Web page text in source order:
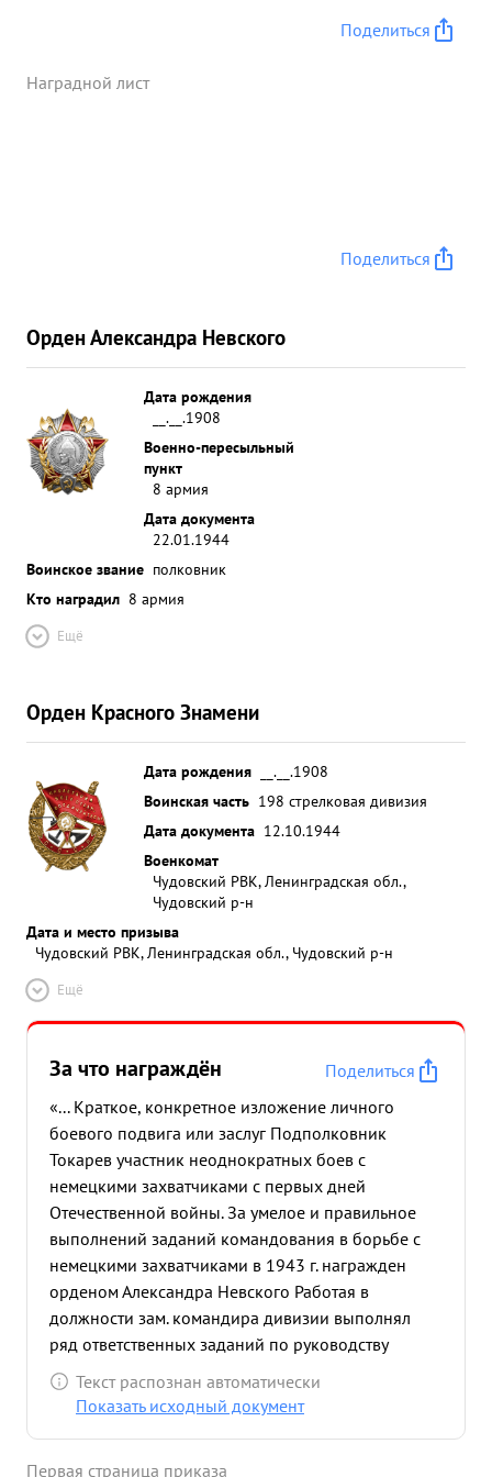
Поделиться
Наградной лист
Поделиться
Орден Александра Невского
Дата рождения
__.__.1908
Военно-пересыльный
пункт
8 армия
Дата документа
22.01.1944
Воинское звание полковник
Кто наградил 8 армия
Ещё
Орден Красного Знамени
Дата рождения
__.__.1908
Воинская часть 198 стрелковая дивизия
Дата документа 12.10.1944
Военкомат
Чудовский РВК, Ленинградская обл.,
Чудовский р-н
Дата и место призыва
Чудовский РВК, Ленинградская обл., Чудовский р-н
Ещё
За что награждён
Поделиться
«... Краткое, конкретное изложение личного
боевого подвига или заслуг Подполковник
Токарев участник неоднократных боев с
немецкими захватчиками с первых дней
Отечественной войны. За умелое и правильное
выполнений заданий командования в борьбе с
немецкими захватчиками в 1943 г. награжден
орденом Александра Невского Работая в
должности зам. командира дивизии выполнял
ряд ответственных заданий по руководству
частями дивизии при прорыве оборонительной
полосы противника и его дальнейшее
Текст распознан автоматически
Показать исходный документ
Первая страница приказа